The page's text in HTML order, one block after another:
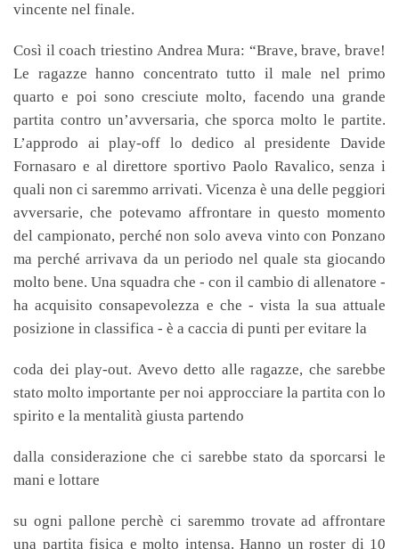
vincente nel finale.
Così il coach triestino Andrea Mura: “Brave, brave, brave!
Le ragazze hanno concentrato tutto il male nel primo
quarto e poi sono cresciute molto, facendo una grande
partita contro un’avversaria, che sporca molto le partite.
L’approdo ai play-off lo dedico al presidente Davide
Fornasaro e al direttore sportivo Paolo Ravalico, senza i
quali non ci saremmo arrivati. Vicenza è una delle peggiori
avversarie, che potevamo affrontare in questo momento
del campionato, perché non solo aveva vinto con Ponzano
ma perché arrivava da un periodo nel quale sta giocando
molto bene. Una squadra che - con il cambio di allenatore -
ha acquisito consapevolezza e che - vista la sua attuale
posizione in classifica - è a caccia di punti per evitare la
coda dei play-out. Avevo detto alle ragazze, che sarebbe
stato molto importante per noi approcciare la partita con lo
spirito e la mentalità giusta partendo
dalla considerazione che ci sarebbe stato da sporcarsi le
mani e lottare
su ogni pallone perchè ci saremmo trovate ad affrontare
una partita fisica e molto intensa. Hanno un roster di 10